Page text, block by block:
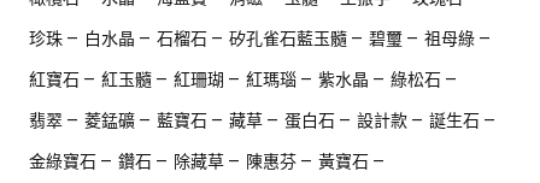
珍珠 白水晶 石榴石 矽孔雀石藍玉髓 碧璽 祖母綠
紅寶石 紅玉髓 紅珊瑚 紅瑪瑙 紫水晶 綠松石
翡翠 菱錳礦 藍寶石 藏草 蛋白石 設計款 誕生石
金綠寶石 鑽石 除藏草 陳惠芬 黃寶石